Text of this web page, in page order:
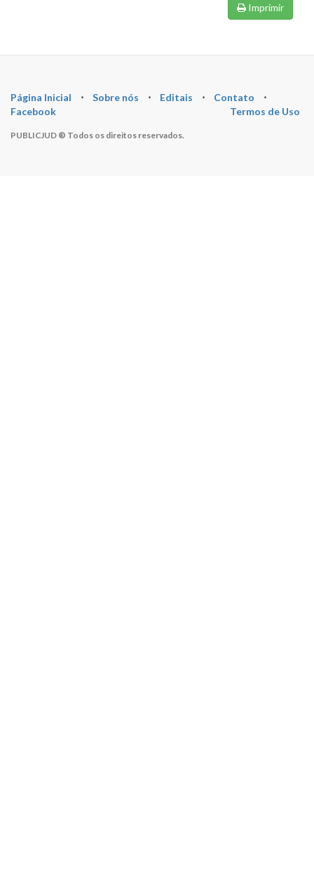
Imprimir
Página Inicial ⋅ Sobre nós ⋅ Editais ⋅ Contato
⋅
Facebook
Termos de Uso
PUBLICJUD ® Todos os direitos reservados.